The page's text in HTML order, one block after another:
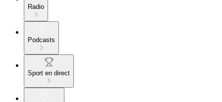
Radio
Podcasts
Sport en direct